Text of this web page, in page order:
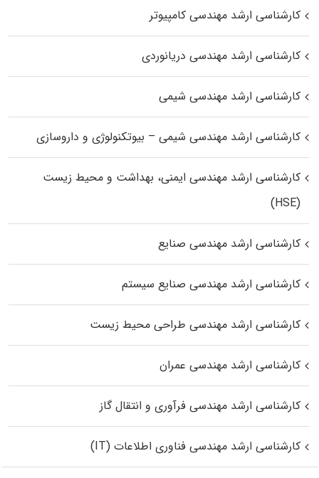
کارشناسی ارشد مهندسی کامپیوتر
کارشناسی ارشد مهندسی دریانوردی
کارشناسی ارشد مهندسی شیمی
کارشناسی ارشد مهندسی شیمی – بیوتکنولوژی و داروسازی
کارشناسی ارشد مهندسی ایمنی، بهداشت و محیط زیست
(HSE)
کارشناسی ارشد مهندسی صنایع
کارشناسی ارشد مهندسی صنایع سیستم
کارشناسی ارشد مهندسی طراحی محیط زیست
کارشناسی ارشد مهندسی عمران
کارشناسی ارشد مهندسی فرآوری و انتقال گاز
کارشناسی ارشد مهندسی فناوری اطلاعات (IT)